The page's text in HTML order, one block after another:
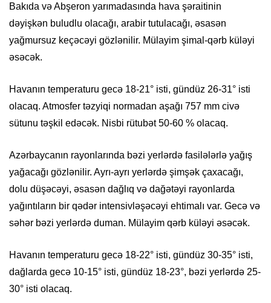
Bakıda və Abşeron yarımadasında hava şəraitinin
dəyişkən buludlu olacağı, arabir tutulacağı, əsasən
yağmursuz keçəcəyi gözlənilir. Mülayim şimal-qərb küləyi
əsəcək.
Havanın temperaturu gecə 18-21° isti, gündüz 26-31° isti
olacaq. Atmosfer təzyiqi normadan aşağı 757 mm civə
sütunu təşkil edəcək. Nisbi rütubət 50-60 % olacaq.
Azərbaycanın rayonlarında bəzi yerlərdə fasilələrlə yağış
yağacağı gözlənilir. Ayrı-ayrı yerlərdə şimşək çaxacağı,
dolu düşəcəyi, əsasən dağlıq və dağətəyi rayonlarda
yağıntıların bir qədər intensivləşəcəyi ehtimalı var. Gecə və
səhər bəzi yerlərdə duman. Mülayim qərb küləyi əsəcək.
Havanın temperaturu gecə 18-22° isti, gündüz 30-35° isti,
dağlarda gecə 10-15° isti, gündüz 18-23°, bəzi yerlərdə 25-
30° isti olacaq.